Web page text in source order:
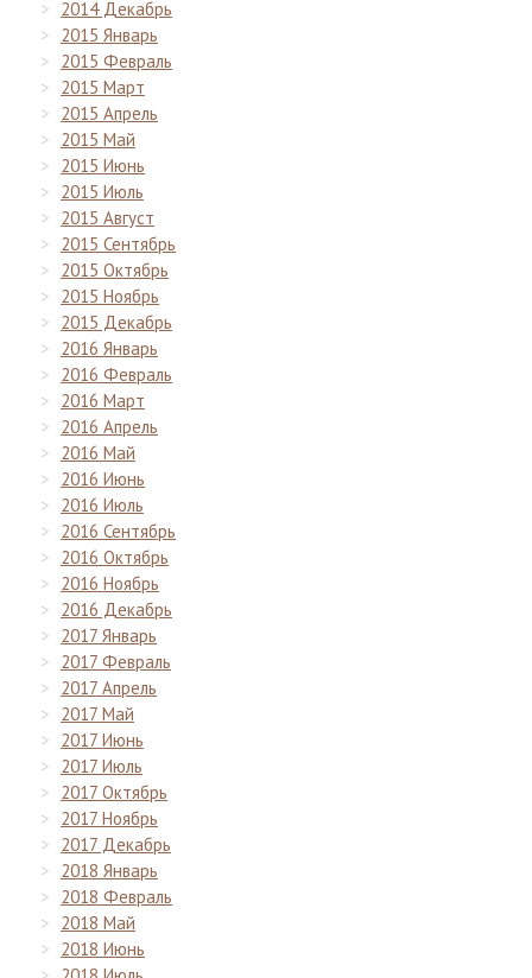
2014 Декабрь
2015 Январь
2015 Февраль
2015 Март
2015 Апрель
2015 Май
2015 Июнь
2015 Июль
2015 Август
2015 Сентябрь
2015 Октябрь
2015 Ноябрь
2015 Декабрь
2016 Январь
2016 Февраль
2016 Март
2016 Апрель
2016 Май
2016 Июнь
2016 Июль
2016 Сентябрь
2016 Октябрь
2016 Ноябрь
2016 Декабрь
2017 Январь
2017 Февраль
2017 Апрель
2017 Май
2017 Июнь
2017 Июль
2017 Октябрь
2017 Ноябрь
2017 Декабрь
2018 Январь
2018 Февраль
2018 Май
2018 Июнь